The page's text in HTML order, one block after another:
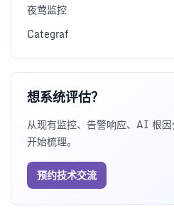
夜莺监控
Categraf
想系统评估？
从现有监控、告警响应、AI 根
开始梳理。
预约技术交流